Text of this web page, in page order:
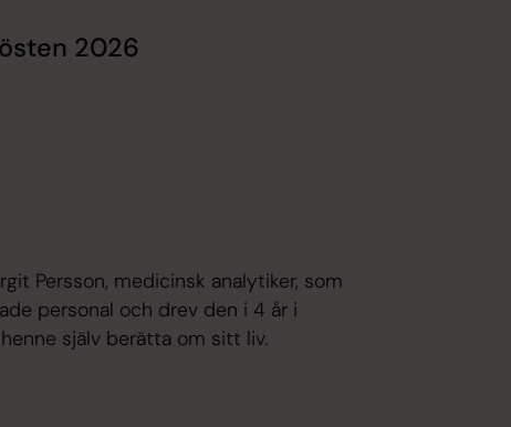
2026
Persson, medicinsk analytiker, som
personal och drev den i 4 år i
själv berätta om sitt liv.